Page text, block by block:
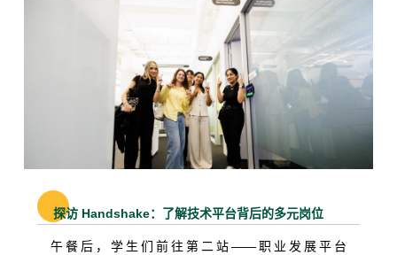
探访 Handshake：了解技术平台背后的多元岗位
午餐后，学生们前往第二站——职业发展平台